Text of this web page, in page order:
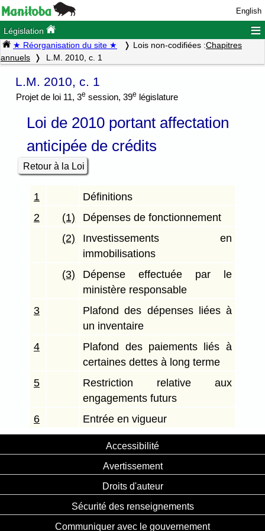
English
Législation ≡
★ Réorganisation du site ★ Lois non-codifiées :Chapitres
annuels
L.M. 2010, c. 1
L.M. 2010, c. 1
Projet de loi 11, 3e session, 39e législature
Loi de 2010 portant affectation
anticipée de crédits
Retour à la Loi
1
Définitions
2
(1)
Dépenses de fonctionnement
(2)
Investissements en
immobilisations
(3)
Dépense effectuée par le
ministère responsable
3
Plafond des dépenses liées à
un inventaire
4
Plafond des paiements liés à
certaines dettes à long terme
5
Restriction relative aux
engagements futurs
6
Entrée en vigueur
Accessibilité
Avertissement
Droits d'auteur
Sécurité des renseignements
Communiquer avec le gouvernement